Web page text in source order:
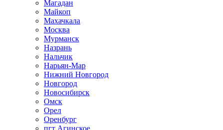
Магадан
Майкоп
Махачкала
Москва
Мурманск
Назрань
Нальчик
Нарьян-Мар
Нижний Новгород
Новгород
Новосибирск
Омск
Орел
Оренбург
пгт Агинское